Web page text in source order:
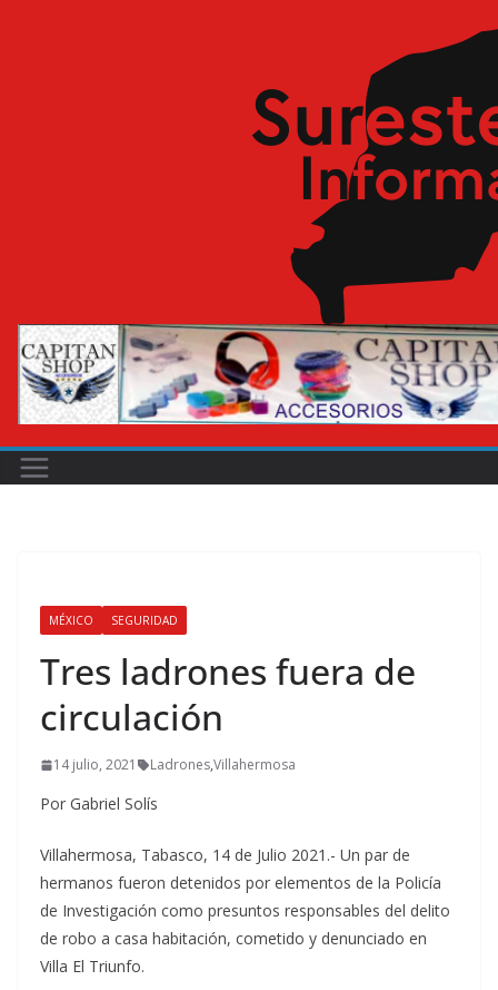
MÉXICO SEGURIDAD
Tres ladrones fuera de
circulación
14 julio, 2021 Ladrones,Villahermosa
Por Gabriel Solís
Villahermosa, Tabasco, 14 de Julio 2021.- Un par de
hermanos fueron detenidos por elementos de la Policía
de Investigación como presuntos responsables del delito
de robo a casa habitación, cometido y denunciado en
Villa El Triunfo.